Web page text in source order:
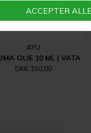
AYU
OLIE 10 ML | VATA
DKK 150,00